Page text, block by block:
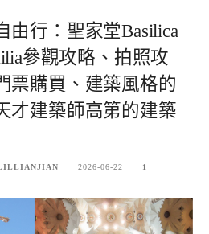
由行：聖家堂Basilica
參觀攻略、拍照攻
票購買、建築風格的
才建築師高第的建築
2026-06-22 1